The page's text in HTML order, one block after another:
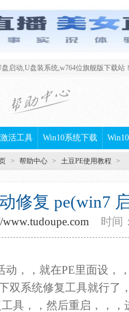
启动,U盘装系统,w764位旗舰版下载站
活工具 Win10系统下载
> 帮助中心 > 土豆PE使用教程 >
修复 pe(win7
www.tudoupe.com 时间
动，，就在PE里面设，
双系统修复工具就行了
具，，然后重启，，，